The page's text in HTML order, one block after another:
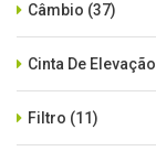
Câmbio (37)
Cinta De Elevação
Filtro (11)